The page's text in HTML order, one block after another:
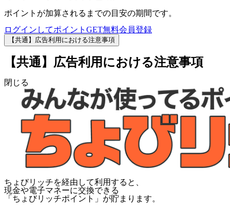
ポイントが加算されるまでの目安の期間です。
ログインしてポイントGET無料会員登録
【共通】広告利用における注意事項
【共通】広告利用における注意事項
閉じる
ちょびリッチを経由して利用すると、
現金や電子マネーに交換できる
「 ちょびリッチポイント 」が貯まります。